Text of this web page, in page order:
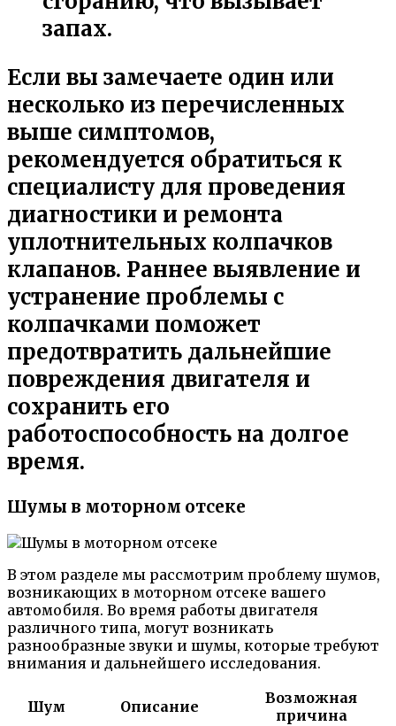
запах.
Если вы замечаете один или
несколько из перечисленных
выше симптомов,
рекомендуется обратиться к
специалисту для проведения
диагностики и ремонта
уплотнительных колпачков
клапанов. Раннее выявление и
устранение проблемы с
колпачками поможет
предотвратить дальнейшие
повреждения двигателя и
сохранить его
работоспособность на долгое
время.
Шумы в моторном отсеке
В этом разделе мы рассмотрим проблему шумов,
возникающих в моторном отсеке вашего
автомобиля. Во время работы двигателя
различного типа, могут возникать
разнообразные звуки и шумы, которые требуют
внимания и дальнейшего исследования.
Шум Описание
Возможная
причина